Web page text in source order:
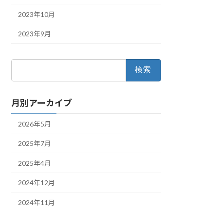
2023年10月
2023年9月
月別アーカイブ
2026年5月
2025年7月
2025年4月
2024年12月
2024年11月